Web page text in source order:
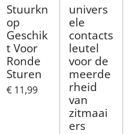
Stuurkn
op
Geschik
t Voor
Ronde
Sturen
€ 11,99
univers
ele
contacts
leutel
voor de
meerde
rheid
van
zitmaai
ers